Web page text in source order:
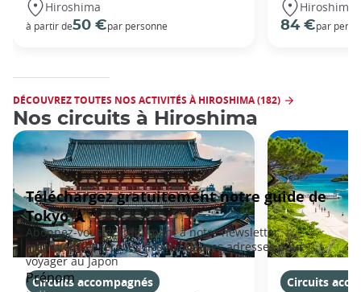
Hiroshima
à partir de50 €par personne
Hiroshima
84 €par
DÉCOUVREZ TOUTES NOS ACTIVITÉS À HIROSHIMA (182)
Nos circuits à Hiroshima
Circuits accompagnés
Circuits